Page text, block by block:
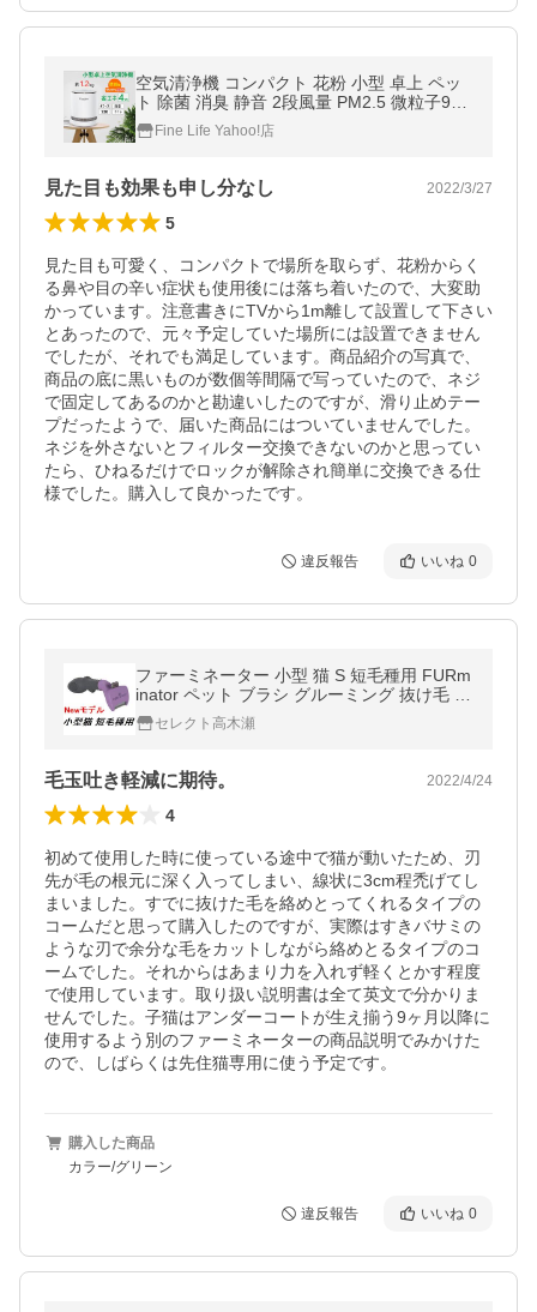
空気清浄機 コンパクト 花粉 小型 卓上 ペッ
ト 除菌 消臭 静音 2段風量 PM2.5 微粒子99.
97%除去 寝室 オフィス おしゃれ 年末 プレ
ゼント ギフト 【1年保証】
Fine Life Yahoo!店
見た目も効果も申し分なし 2022/3/27
5
見た目も可愛く、コンパクトで場所を取らず、花粉からく
る鼻や目の辛い症状も使用後には落ち着いたので、大変助
かっています。注意書きにTVから1m離して設置して下さい
とあったので、元々予定していた場所には設置できません
でしたが、それでも満足しています。商品紹介の写真で、
商品の底に黒いものが数個等間隔で写っていたので、ネジ
で固定してあるのかと勘違いしたのですが、滑り止めテー
プだったようで、届いた商品にはついていませんでした。
ネジを外さないとフィルター交換できないのかと思ってい
たら、ひねるだけでロックが解除され簡単に交換できる仕
様でした。購入して良かったです。
違反報告 いいね 0
ファーミネーター 小型 猫 S 短毛種用 FURm
inator ペット ブラシ グルーミング 抜け毛 海
外正規品 新型
セレクト高木瀬
毛玉吐き軽減に期待。 2022/4/24
4
初めて使用した時に使っている途中で猫が動いたため、刃
先が毛の根元に深く入ってしまい、線状に3cm程禿げてし
まいました。すでに抜けた毛を絡めとってくれるタイプの
コームだと思って購入したのですが、実際はすきバサミの
ような刃で余分な毛をカットしながら絡めとるタイプのコ
ームでした。それからはあまり力を入れず軽くとかす程度
で使用しています。取り扱い説明書は全て英文で分かりま
せんでした。子猫はアンダーコートが生え揃う9ヶ月以降に
使用するよう別のファーミネーターの商品説明でみかけた
ので、しばらくは先住猫専用に使う予定です。
購入した商品
カラー/グリーン
違反報告 いいね 0